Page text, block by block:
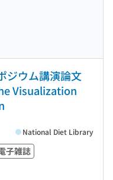
ジウム講演論文
Visualization
子雑誌
National Diet Library